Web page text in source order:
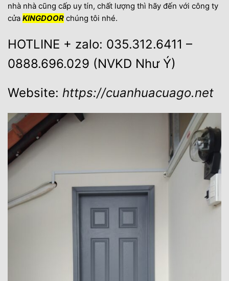
nhà nhà cũng cấp uy tín, chất lượng thì hãy đến với công ty
cửa KINGDOOR chúng tôi nhé.
HOTLINE + zalo: 035.312.6411 –
0888.696.029 (NVKD Như Ý)
Website: https://cuanhuacuago.net